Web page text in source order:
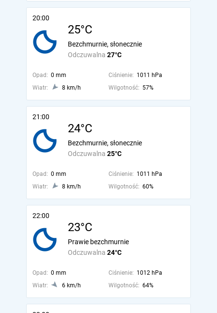
20:00
25°C
Odczuwalna 27°C
Bezchmurnie, słonecznie
Opad: 0 mm Ciśnienie: 1011 hPa
Wiatr:
8 km/h Wilgotność: 57%
21:00
24°C
Odczuwalna 25°C
Bezchmurnie, słonecznie
Opad: 0 mm Ciśnienie: 1011 hPa
Wiatr:
8 km/h Wilgotność: 60%
22:00
23°C
Odczuwalna 24°C
Prawie bezchmurnie
Opad: 0 mm Ciśnienie: 1012 hPa
Wiatr:
6 km/h Wilgotność: 64%